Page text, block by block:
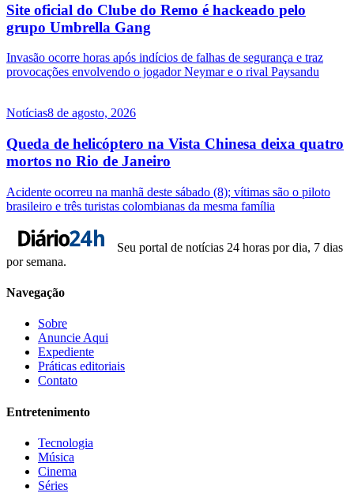
Site oficial do Clube do Remo é hackeado pelo
grupo Umbrella Gang
Invasão ocorre horas após indícios de falhas de segurança e traz
provocações envolvendo o jogador Neymar e o rival Paysandu
Notícias8 de agosto, 2026
Queda de helicóptero na Vista Chinesa deixa quatro
mortos no Rio de Janeiro
Acidente ocorreu na manhã deste sábado (8); vítimas são o piloto
brasileiro e três turistas colombianas da mesma família
Seu portal de notícias 24 horas por dia, 7 dias
por semana.
Navegação
Sobre
Anuncie Aqui
Expediente
Práticas editoriais
Contato
Entretenimento
Tecnologia
Música
Cinema
Séries